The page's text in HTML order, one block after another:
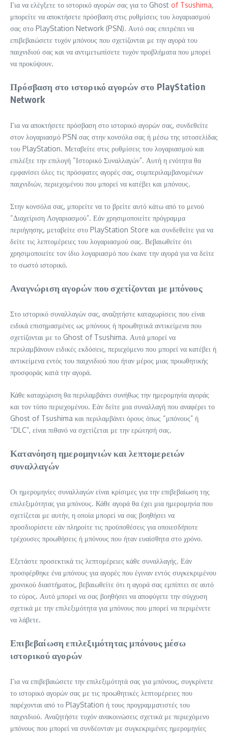
Για να ελέγξετε το ιστορικό αγορών σας για το Ghost of Tsushima,
μπορείτε να αποκτήσετε πρόσβαση στις ρυθμίσεις του λογαριασμού
σας στο PlayStation Network (PSN). Αυτό σας επιτρέπει να
επιβεβαιώσετε τυχόν μπόνους που σχετίζονται με την αγορά του
παιχνιδιού σας και να αντιμετωπίσετε τυχόν προβλήματα που μπορεί
να προκύψουν.
Πρόσβαση στο ιστορικό αγορών στο PlayStation
Network
Για να αποκτήσετε πρόσβαση στο ιστορικό αγορών σας, συνδεθείτε
στον λογαριασμό PSN σας στην κονσόλα σας ή μέσω της ιστοσελίδας
του PlayStation. Μεταβείτε στις ρυθμίσεις του λογαριασμού και
επιλέξτε την επιλογή “Ιστορικό Συναλλαγών”. Αυτή η ενότητα θα
εμφανίσει όλες τις πρόσφατες αγορές σας, συμπεριλαμβανομένων
παιχνιδιών, περιεχομένου που μπορεί να κατέβει και μπόνους.
Στην κονσόλα σας, μπορείτε να το βρείτε αυτό κάτω από το μενού
“Διαχείριση Λογαριασμού”. Εάν χρησιμοποιείτε πρόγραμμα
περιήγησης, μεταβείτε στο PlayStation Store και συνδεθείτε για να
δείτε τις λεπτομέρειες του λογαριασμού σας. Βεβαιωθείτε ότι
χρησιμοποιείτε τον ίδιο λογαριασμό που έκανε την αγορά για να δείτε
το σωστό ιστορικό.
Αναγνώριση αγορών που σχετίζονται με μπόνους
Στο ιστορικό συναλλαγών σας, αναζητήστε καταχωρίσεις που είναι
ειδικά επισημασμένες ως μπόνους ή προωθητικά αντικείμενα που
σχετίζονται με το Ghost of Tsushima. Αυτά μπορεί να
περιλαμβάνουν ειδικές εκδόσεις, περιεχόμενο που μπορεί να κατέβει ή
αντικείμενα εντός του παιχνιδιού που ήταν μέρος μιας προωθητικής
προσφοράς κατά την αγορά.
Κάθε καταχώριση θα περιλαμβάνει συνήθως την ημερομηνία αγοράς
και τον τύπο περιεχομένου. Εάν δείτε μια συναλλαγή που αναφέρει το
Ghost of Tsushima και περιλαμβάνει όρους όπως “μπόνους” ή
“DLC”, είναι πιθανό να σχετίζεται με την ερώτησή σας.
Κατανόηση ημερομηνιών και λεπτομερειών
συναλλαγών
Οι ημερομηνίες συναλλαγών είναι κρίσιμες για την επιβεβαίωση της
επιλεξιμότητας για μπόνους. Κάθε αγορά θα έχει μια ημερομηνία που
σχετίζεται με αυτήν, η οποία μπορεί να σας βοηθήσει να
προσδιορίσετε εάν πληροίτε τις προϋποθέσεις για οποιεσδήποτε
τρέχουσες προωθήσεις ή μπόνους που ήταν ευαίσθητα στο χρόνο.
Εξετάστε προσεκτικά τις λεπτομέρειες κάθε συναλλαγής. Εάν
προσφέρθηκε ένα μπόνους για αγορές που έγιναν εντός συγκεκριμένου
χρονικού διαστήματος, βεβαιωθείτε ότι η αγορά σας εμπίπτει σε αυτό
το εύρος. Αυτό μπορεί να σας βοηθήσει να αποφύγετε την σύγχυση
σχετικά με την επιλεξιμότητα για μπόνους που μπορεί να περιμένετε
να λάβετε.
Επιβεβαίωση επιλεξιμότητας μπόνους μέσω
ιστορικού αγορών
Για να επιβεβαιώσετε την επιλεξιμότητά σας για μπόνους, συγκρίνετε
το ιστορικό αγορών σας με τις προωθητικές λεπτομέρειες που
παρέχονται από το PlayStation ή τους προγραμματιστές του
παιχνιδιού. Αναζητήστε τυχόν ανακοινώσεις σχετικά με περιεχόμενο
μπόνους που μπορεί να συνδέονταν με συγκεκριμένες ημερομηνίες